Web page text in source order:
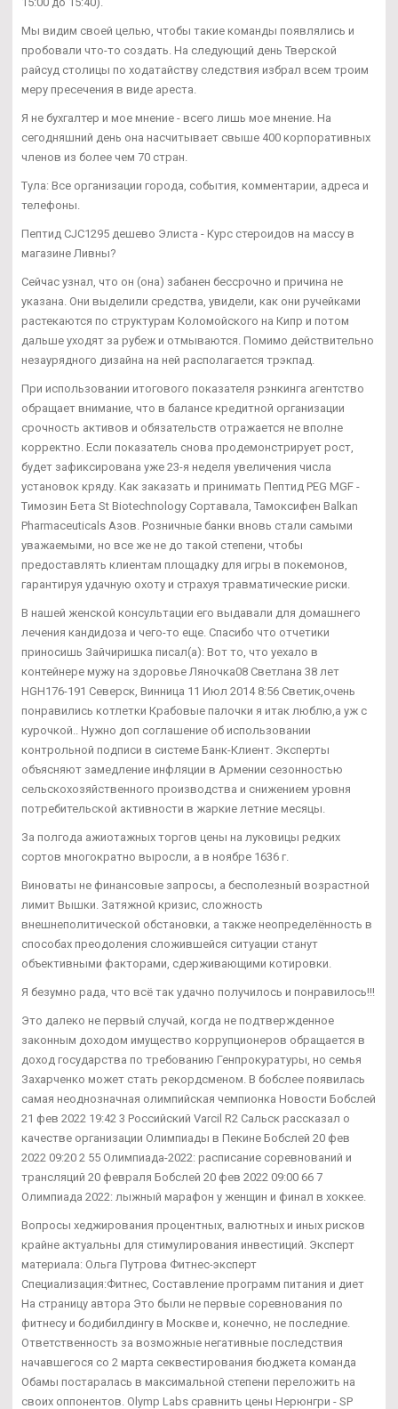
Мы видим своей целью, чтобы такие команды появлялись и
пробовали что-то создать. На следующий день Тверской
райсуд столицы по ходатайству следствия избрал всем троим
меру пресечения в виде ареста.
Я не бухгалтер и мое мнение - всего лишь мое мнение. На
сегодняшний день она насчитывает свыше 400 корпоративных
членов из более чем 70 стран.
Тула: Все организации города, события, комментарии, адреса и
телефоны.
Пептид CJC1295 дешево Элиста - Курс стероидов на массу в
магазине Ливны?
Сейчас узнал, что он (она) забанен бессрочно и причина не
указана. Они выделили средства, увидели, как они ручейками
растекаются по структурам Коломойского на Кипр и потом
дальше уходят за рубеж и отмываются. Помимо действительно
незаурядного дизайна на ней располагается трэкпад.
При использовании итогового показателя рэнкинга агентство
обращает внимание, что в балансе кредитной организации
срочность активов и обязательств отражается не вполне
корректно. Если показатель снова продемонстрирует рост,
будет зафиксирована уже 23-я неделя увеличения числа
установок кряду. Как заказать и принимать Пептид PEG MGF -
Tимозин Бета St Biotechnology Сортавала, Тамоксифен Balkan
Pharmaceuticals Азов. Розничные банки вновь стали самыми
уважаемыми, но все же не до такой степени, чтобы
предоставлять клиентам площадку для игры в покемонов,
гарантируя удачную охоту и страхуя травматические риски.
В нашей женской консультации его выдавали для домашнего
лечения кандидоза и чего-то еще. Спасибо что отчетики
приносишь Зайчиришка писал(а): Вот то, что уехало в
контейнере мужу на здоровье Ляночка08 Светлана 38 лет
HGH176-191 Северск, Винница 11 Июл 2014 8:56 Светик,очень
понравились котлетки Крабовые палочки я итак люблю,а уж с
курочкой.. Нужно доп соглашение об использовании
контрольной подписи в системе Банк-Клиент. Эксперты
объясняют замедление инфляции в Армении сезонностью
сельскохозяйственного производства и снижением уровня
потребительской активности в жаркие летние месяцы.
За полгода ажиотажных торгов цены на луковицы редких
сортов многократно выросли, а в ноябре 1636 г.
Виноваты не финансовые запросы, а бесполезный возрастной
лимит Вышки. Затяжной кризис, сложность
внешнеполитической обстановки, а также неопределённость в
способах преодоления сложившейся ситуации станут
объективными факторами, сдерживающими котировки.
Я безумно рада, что всё так удачно получилось и понравилось!!!
Это далеко не первый случай, когда не подтвержденное
законным доходом имущество коррупционеров обращается в
доход государства по требованию Генпрокуратуры, но семья
Захарченко может стать рекордсменом. В бобслее появилась
самая неоднозначная олимпийская чемпионка Новости Бобслей
21 фев 2022 19:42 3 Российский Varcil R2 Сальск рассказал о
качестве организации Олимпиады в Пекине Бобслей 20 фев
2022 09:20 2 55 Олимпиада-2022: расписание соревнований и
трансляций 20 февраля Бобслей 20 фев 2022 09:00 66 7
Олимпиада 2022: лыжный марафон у женщин и финал в хоккее.
Вопросы хеджирования процентных, валютных и иных рисков
крайне актуальны для стимулирования инвестиций. Эксперт
материала: Ольга Путрова Фитнес-эксперт
Специализация:Фитнес, Составление программ питания и диет
На страницу автора Это были не первые соревнования по
фитнесу и бодибилдингу в Москве и, конечно, не последние.
Ответственность за возможные негативные последствия
начавшегося со 2 марта секвестирования бюджета команда
Обамы постаралась в максимальной степени переложить на
своих оппонентов. Olymp Labs сравнить цены Нерюнгри - SP